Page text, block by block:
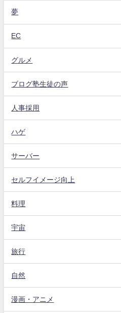
夢
EC
グルメ
ブログ塾生徒の声
人事採用
ハゲ
サーバー
セルフイメージ向上
料理
宇宙
旅行
自然
漫画・アニメ